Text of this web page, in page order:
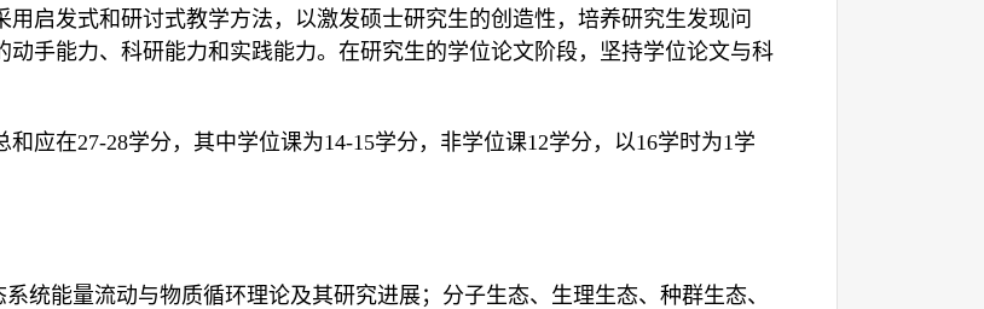
启发式和研讨式教学方法，以激发硕士研究生的创造性，培养研究生发现问
手能力、科研能力和实践能力。在研究生的学位论文阶段，坚持学位论文与科
和应在27-28学分，其中学位课为14-15学分，非学位课12学分，以16学时为1学
统能量流动与物质循环理论及其研究进展；分子生态、生理生态、种群生态、